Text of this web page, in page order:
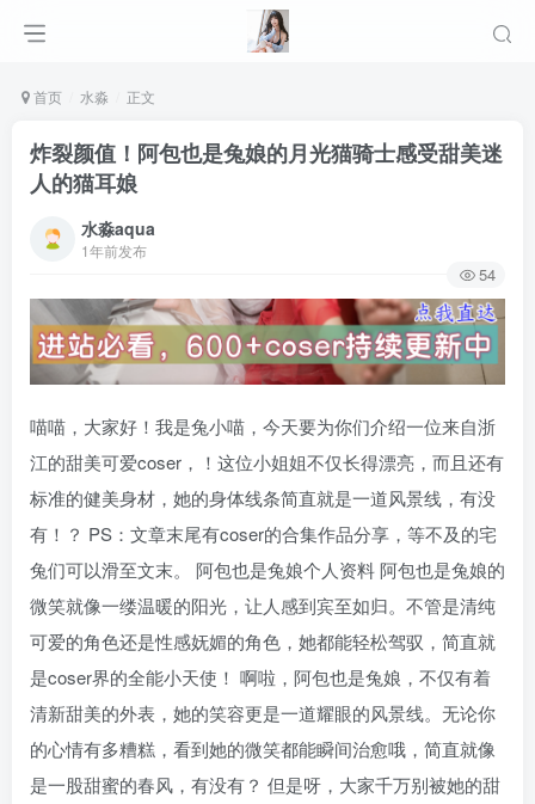
首页 水淼 正文
炸裂颜值！阿包也是兔娘的月光猫骑士感受甜美迷
人的猫耳娘
水淼aqua
1年前发布
54
喵喵，大家好！我是兔小喵，今天要为你们介绍一位来自浙
江的甜美可爱coser，！这位小姐姐不仅长得漂亮，而且还有
标准的健美身材，她的身体线条简直就是一道风景线，有没
有！？ PS：文章末尾有coser的合集作品分享，等不及的宅
兔们可以滑至文末。 阿包也是兔娘个人资料 阿包也是兔娘的
微笑就像一缕温暖的阳光，让人感到宾至如归。不管是清纯
可爱的角色还是性感妩媚的角色，她都能轻松驾驭，简直就
是coser界的全能小天使！ 啊啦，阿包也是兔娘，不仅有着
清新甜美的外表，她的笑容更是一道耀眼的风景线。无论你
的心情有多糟糕，看到她的微笑都能瞬间治愈哦，简直就像
是一股甜蜜的春风，有没有？ 但是呀，大家千万别被她的甜